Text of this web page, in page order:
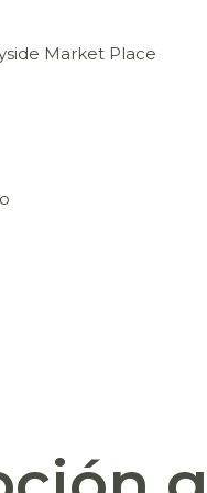
Market Place